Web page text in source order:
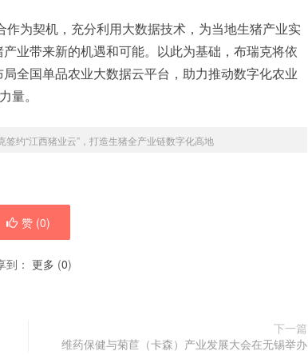
为契机，充分利用大数据技术，为当地生猪产业实
业带来新的机遇和可能。以此为基础，布瑞克将依
全国单品农业大数据云平台，助力推动数字化农业
量。
签约“江西猪业云”，打造生猪全产业链数字化高地
赞 (0)
到： 更多 (0)
下一篇
维药保健与菊苣（卡森）产业发展大会在无锡举办